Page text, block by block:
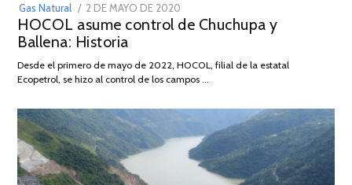
Gas Natural
POSTED
ON
2 DE MAYO DE 2020
DE
2026
HOCOL asume control de Chuchupa y
Ballena: Historia
Desde el primero de mayo de 2022, HOCOL, filial de la estatal
Ecopetrol, se hizo al control de los campos …